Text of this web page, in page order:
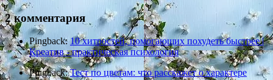
2 комментария
Pingback:10 хитростей, помогающих похудеть быстрее |
Креатив - практическая психология
Pingback:Тест по цветам: что расскажет о характере